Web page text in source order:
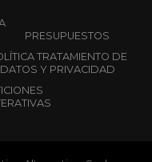
PRESUPUESTOS
TRATAMIENTO DE
DATOS Y PRIVACIDAD